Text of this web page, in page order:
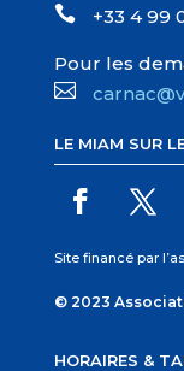
 +33 4 99
Pour les

LE MIAM SUR
Site financé par
© 2023
HORAIRES &